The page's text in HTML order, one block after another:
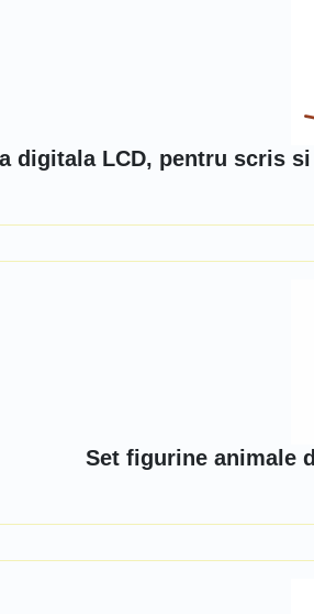
digitala LCD, pentru scris
Set figurine animale